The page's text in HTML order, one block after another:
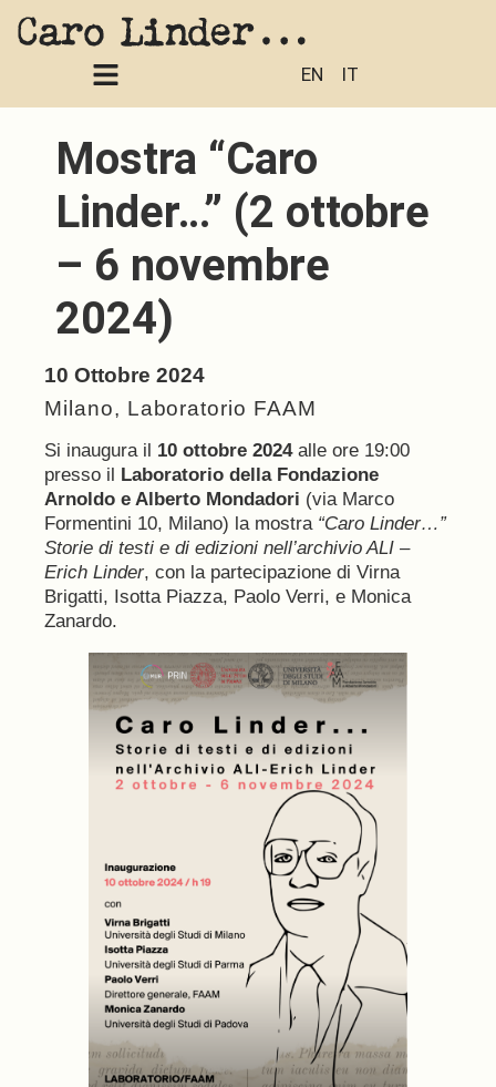
EN IT
Mostra “Caro
Linder…” (2 ottobre
– 6 novembre
2024)
10 Ottobre 2024
Milano, Laboratorio FAAM
Si inaugura il 10 ottobre 2024alle ore 19:00
presso il Laboratorio della Fondazione
Arnoldo e Alberto Mondadori (via Marco
Formentini 10, Milano) la mostra “Caro Linder…”
Storie di testi e di edizioni nell’archivio ALI –
Erich Linder, con la partecipazione di Virna
Brigatti, Isotta Piazza, Paolo Verri, e Monica
Zanardo.